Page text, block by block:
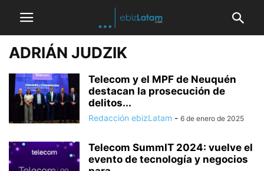
ADRIÁN JUDZIK
Telecom y el MPF de Neuquén
destacan la prosecución de
delitos...
Redacción ebizLatam - 6 de enero de 2025
Telecom SummIT 2024: vuelve el
evento de tecnología y negocios